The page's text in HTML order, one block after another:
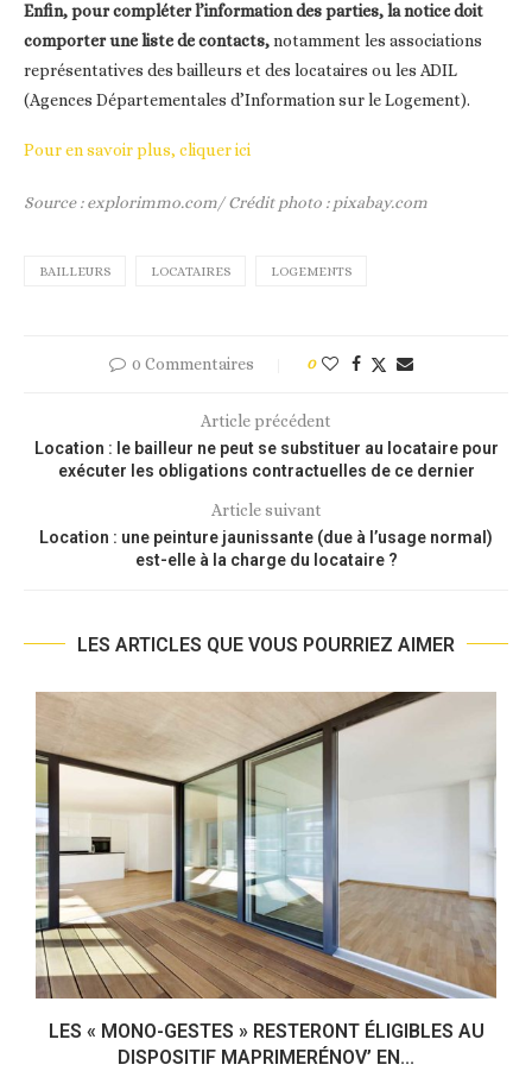
Enfin, pour compléter l’information des parties, la notice doit
comporter une liste de contacts,notamment les associations
représentatives des bailleurs et des locataires ou les ADIL
(Agences Départementales d’Information sur le Logement).
Pour en savoir plus, cliquer ici
Source : explorimmo.com/ Crédit photo : pixabay.com
BAILLEURS LOCATAIRES LOGEMENTS
0 Commentaires 0
Article précédent
Location : le bailleur ne peut se substituer au locataire pour
exécuter les obligations contractuelles de ce dernier
Article suivant
Location : une peinture jaunissante (due à l’usage normal)
est-elle à la charge du locataire ?
LES ARTICLES QUE VOUS POURRIEZ AIMER
LES « MONO-GESTES » RESTERONT ÉLIGIBLES AU
DISPOSITIF MAPRIMERÉNOV’ EN...